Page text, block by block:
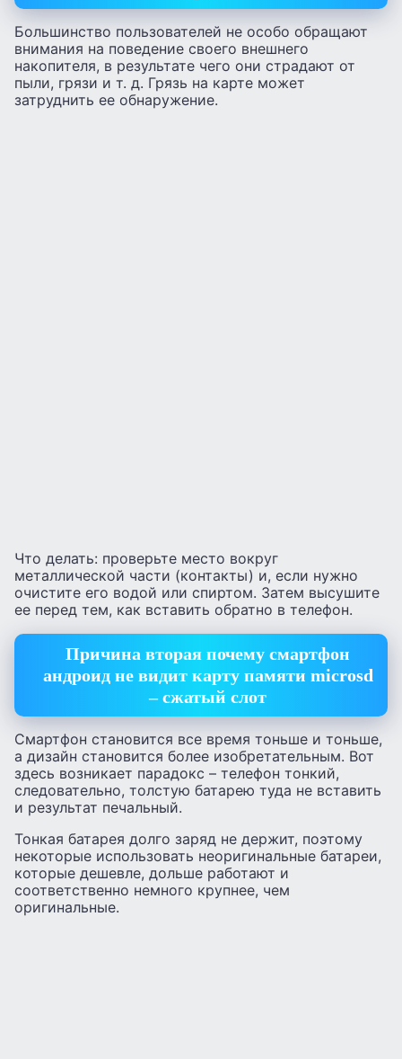
Большинство пользователей не особо обращают
внимания на поведение своего внешнего
накопителя, в результате чего они страдают от
пыли, грязи и т. д. Грязь на карте может
затруднить ее обнаружение.
Что делать: проверьте место вокруг
металлической части (контакты) и, если нужно
очистите его водой или спиртом. Затем высушите
ее перед тем, как вставить обратно в телефон.
Причина вторая почему смартфон
андроид не видит карту памяти microsd
– сжатый слот
Смартфон становится все время тоньше и тоньше,
а дизайн становится более изобретательным. Вот
здесь возникает парадокс – телефон тонкий,
следовательно, толстую батарею туда не вставить
и результат печальный.
Тонкая батарея долго заряд не держит, поэтому
некоторые использовать неоригинальные батареи,
которые дешевле, дольше работают и
соответственно немного крупнее, чем
оригинальные.